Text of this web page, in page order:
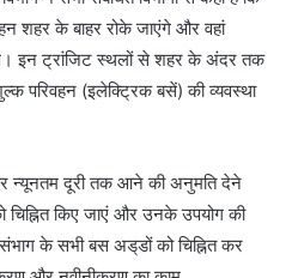
शहर के बाहर रोके जाएंगे और वहां
इन ट्रांजिट स्थलों से शहर के अंदर तक
परिवहन (इलेक्ट्रिक बसें) की व्यवस्था
न्यूनतम दूरी तक आने की अनुमति देने
चिह्नित किए जाएं और उनके उपयोग की
के सभी बस अड्‌डों को चिह्नित कर